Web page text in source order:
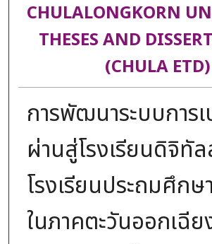
CHULALONGKORN
THESES AND
(CHULA ETD)
การพัฒนาระบบการ
ผ่านสู่โรงเรียนดิจิทั
โรงเรียนประถมศึกษ
ในภาคตะวันออกเฉีย